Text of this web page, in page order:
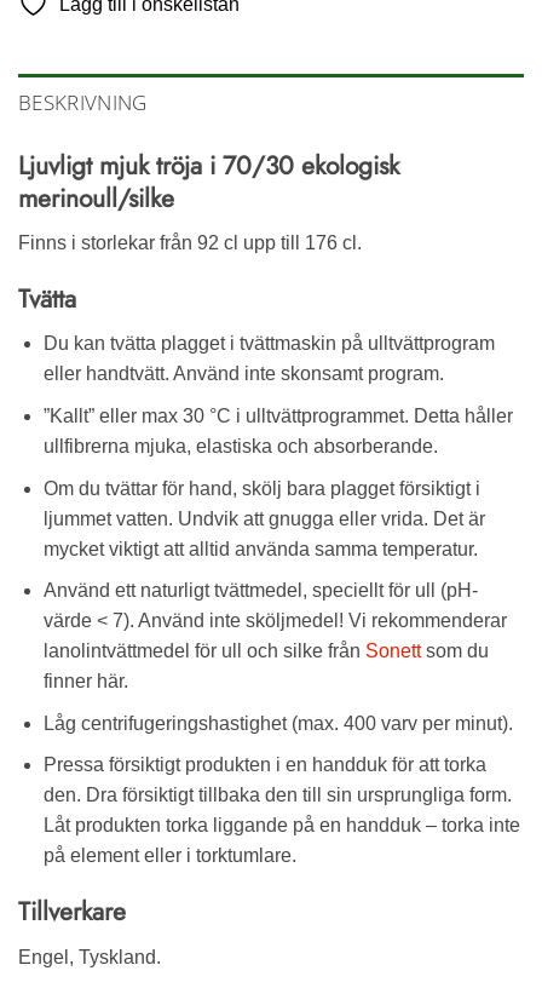
BESKRIVNING
Ljuvligt mjuk tröja i 70/30 ekologisk
merinoull/silke
Finns i storlekar från 92 cl upp till 176 cl.
Tvätta
Du kan tvätta plagget i tvättmaskin på ulltvättprogram
eller handtvätt. Använd inte skonsamt program.
”Kallt” eller max 30 °C i ulltvättprogrammet. Detta håller
ullfibrerna mjuka, elastiska och absorberande.
Om du tvättar för hand, skölj bara plagget försiktigt i
ljummet vatten. Undvik att gnugga eller vrida. Det är
mycket viktigt att alltid använda samma temperatur.
Använd ett naturligt tvättmedel, speciellt för ull (pH-
värde < 7). Använd inte sköljmedel! Vi rekommenderar
lanolintvättmedel för ull och silke från Sonettsom du
finner här.
Låg centrifugeringshastighet (max. 400 varv per minut).
Pressa försiktigt produkten i en handduk för att torka
den. Dra försiktigt tillbaka den till sin ursprungliga form.
Låt produkten torka liggande på en handduk – torka inte
på element eller i torktumlare.
Tillverkare
Engel, Tyskland.